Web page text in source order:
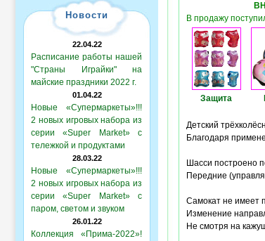
Новости
22.04.22
Расписание работы нашей
"Страны Играйки" на
майские праздники 2022 г.
01.04.22
Новые «Супермаркеты»!!!
2 новых игровых набора из
серии «Super Market» с
тележкой и продуктами
28.03.22
Новые «Супермаркеты»!!!
2 новых игровых набора из
серии «Super Market» с
паром, светом и звуком
26.01.22
Коллекция «Прима-2022»!
В продажу
Защита
Детский
Благодаря
Шасси построено
Передние
Самокат не имеет
Изменение
Не смотря на